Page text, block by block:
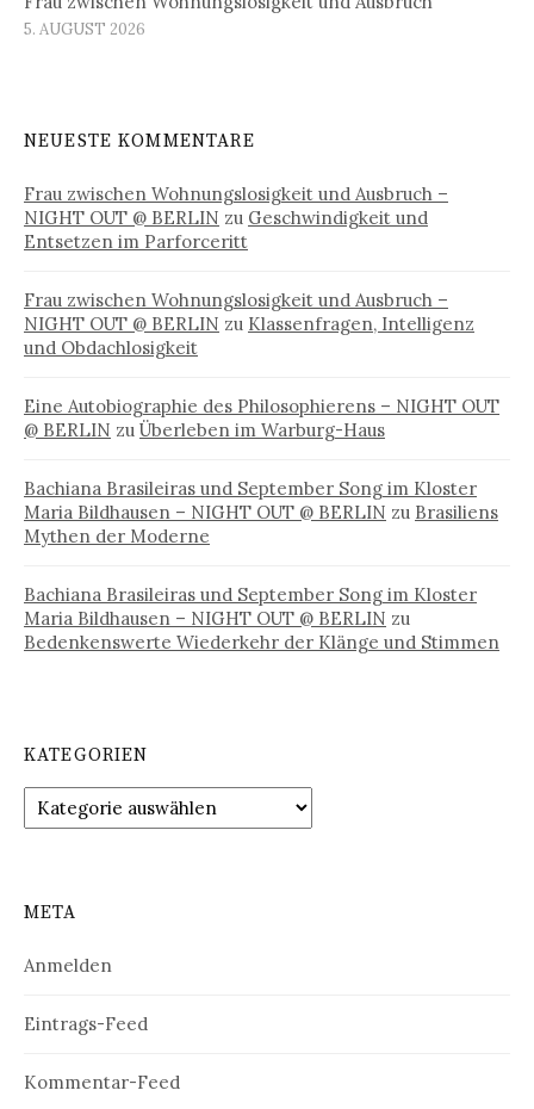
5. AUGUST 2026
NEUESTE KOMMENTARE
Frau zwischen Wohnungslosigkeit und Ausbruch –
NIGHT OUT @ BERLIN zu Geschwindigkeit und
Entsetzen im Parforceritt
Frau zwischen Wohnungslosigkeit und Ausbruch –
NIGHT OUT @ BERLIN zu Klassenfragen, Intelligenz
und Obdachlosigkeit
Eine Autobiographie des Philosophierens – NIGHT OUT
@ BERLIN zu Überleben im Warburg-Haus
Bachiana Brasileiras und September Song im Kloster
Maria Bildhausen – NIGHT OUT @ BERLIN zu Brasiliens
Mythen der Moderne
Bachiana Brasileiras und September Song im Kloster
Maria Bildhausen – NIGHT OUT @ BERLIN zu
Bedenkenswerte Wiederkehr der Klänge und Stimmen
KATEGORIEN
Kategorien
META
Anmelden
Eintrags-Feed
Kommentar-Feed